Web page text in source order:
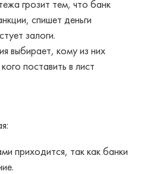
грозит тем, что банк
спишет деньги
залоги.
выбирает, кому из них
поставить в лист
приходится, так как банки